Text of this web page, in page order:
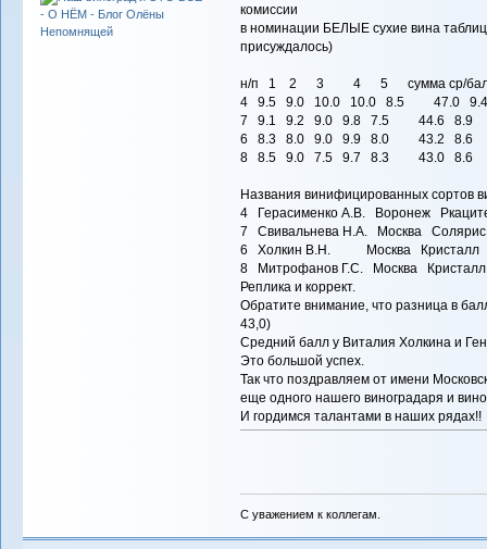
комиссии
в номинации БЕЛЫЕ сухие вина
присуждалось)
н/п 1 2 3 4 5 сумма ср/балл
4 9.5 9.0 10.0 10.0 8.5 47.0 9.4
7 9.1 9.2 9.0 9.8 7.5 44.6 8.9 2
6 8.3 8.0 9.0 9.9 8.0 43.2 8.6
8 8.5 9.0 7.5 9.7 8.3 43.0 8.6 5
Названия винифицированных сортов
4 Герасименко А.В. Воронеж
7 Свивальнева Н.А. Москва Солярис
6 Холкин В.Н. Москва Кристалл
8 Митрофанов Г.С. Москва Кристалл
Реплика и коррект.
Обратите внимание, что разница в
43,0)
Средний балл у Виталия Холкина и
Это большой успех.
Так что поздравляем от имени
еще одного нашего виноградаря и
И гордимся талантами в наших рядах!!
С уважением к коллегам.